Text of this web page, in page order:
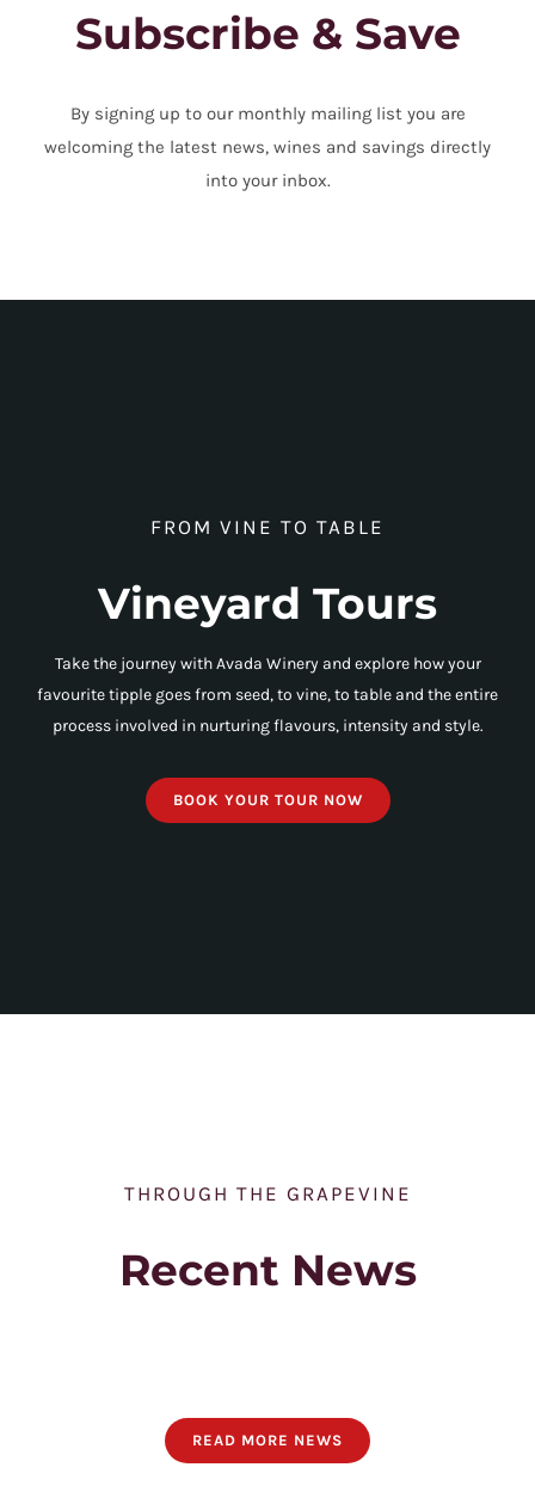
Subscribe & Save
By signing up to our monthly mailing list you are
welcoming the latest news, wines and savings directly
into your inbox.
FROM VINE TO TABLE
Vineyard Tours
Take the journey with Avada Winery and explore how your
favourite tipple goes from seed, to vine, to table and the entire
process involved in nurturing flavours, intensity and style.
BOOK YOUR TOUR NOW
THROUGH THE GRAPEVINE
Recent News
READ MORE NEWS